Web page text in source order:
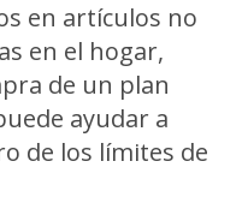
en artículos no
en el hogar,
de un plan
ayudar a
de los límites de